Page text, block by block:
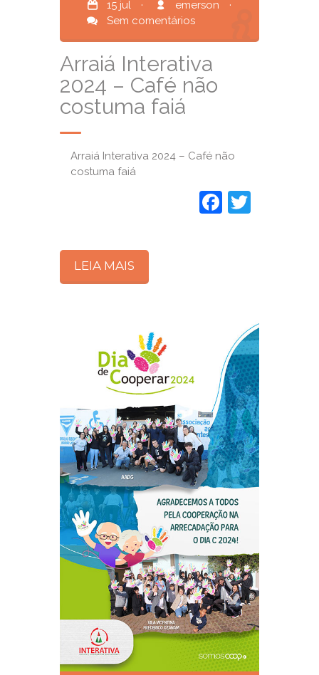
15 jul · emerson
·
Sem comentários
Arraiá Interativa
2024 – Café não
costuma faiá
Arraiá Interativa 2024 – Café não
costuma faiá
LEIA MAIS